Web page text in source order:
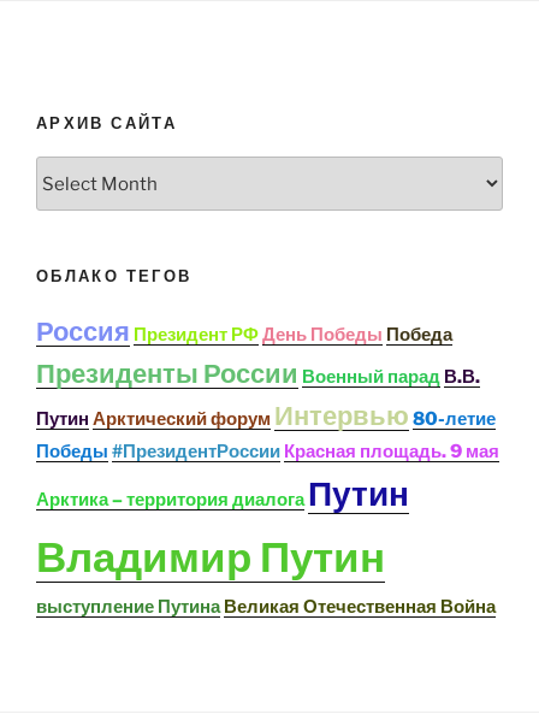
АРХИВ САЙТА
ОБЛАКО ТЕГОВ
Россия Президент РФДень Победы Победа
Президенты России Военный парад В.В.
Путин Арктический форум Интервью 80-летие
Победы #ПрезидентРоссии Красная площадь. 9 мая
Арктика – территория диалога Путин
Владимир Путин
выступление Путина Великая Отечественная Война